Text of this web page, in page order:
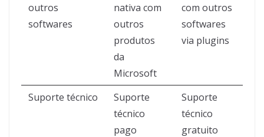
outros
softwares
nativa com
outros
produtos
da
Microsoft
com outros
softwares
via plugins
Suporte técnico
Suporte
técnico
pago
Suporte
técnico
gratuito